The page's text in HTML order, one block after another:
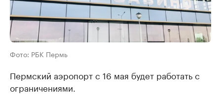
Фото: РБК Пермь
Пермский аэропорт с 16 мая будет работать с
ограничениями.